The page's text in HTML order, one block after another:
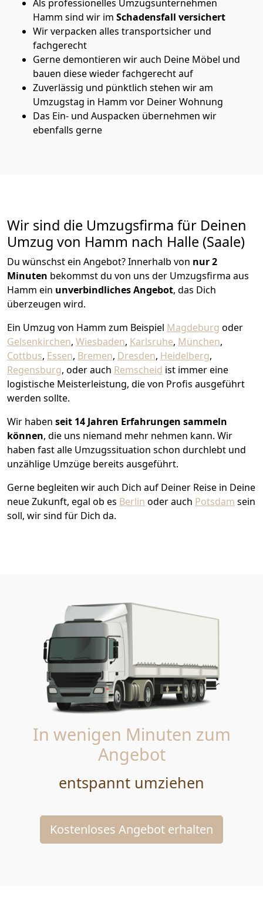
Als professionelles Umzugsunternehmen
Hamm sind wir im Schadensfall versichert
Wir verpacken alles transportsicher und
fachgerecht
Gerne demontieren wir auch Deine Möbel und
bauen diese wieder fachgerecht auf
Zuverlässig und pünktlich stehen wir am
Umzugstag in Hamm vor Deiner Wohnung
Das Ein- und Auspacken übernehmen wir
ebenfalls gerne
Wir sind die Umzugsfirma für Deinen
Umzug von Hamm nach Halle (Saale)
Du wünschst ein Angebot? Innerhalb von nur 2
Minuten bekommst du von uns der Umzugsfirma aus
Hamm ein unverbindliches Angebot, das Dich
überzeugen wird.
Ein Umzug von Hamm zum Beispiel Magdeburg oder
Gelsenkirchen, Wiesbaden, Karlsruhe, München,
Cottbus, Essen, Bremen, Dresden, Heidelberg,
Regensburg, oder auch Remscheid ist immer eine
logistische Meisterleistung, die von Profis ausgeführt
werden sollte.
Wir haben seit 14 Jahren Erfahrungen sammeln
können, die uns niemand mehr nehmen kann. Wir
haben fast alle Umzugssituation schon durchlebt und
unzählige Umzüge bereits ausgeführt.
Gerne begleiten wir auch Dich auf Deiner Reise in Deine
neue Zukunft, egal ob es Berlin oder auch Potsdam sein
soll, wir sind für Dich da.
In wenigen Minuten zum
Angebot
entspannt umziehen
Kostenloses Angebot erhalten